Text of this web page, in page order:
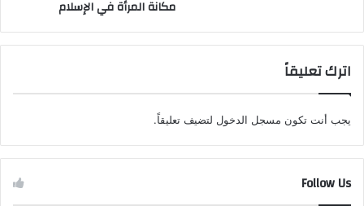
مكانة المرأة في الإسلام
اترك تعليقاً
يجب أنت تكون مسجل الدخول لتضيف تعليقاً.
Follow Us